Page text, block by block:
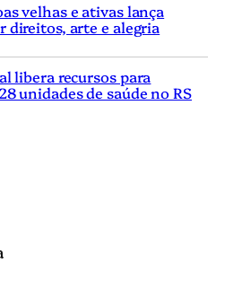
velhas e ativas lança
direitos, arte e alegria
libera recursos para
unidades de saúde no RS